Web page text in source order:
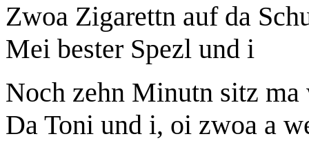
Zwoa Zigarettn auf da
Mei bester Spezl und i
Noch zehn Minutn sitz
Da Toni und i, oi zwoa a